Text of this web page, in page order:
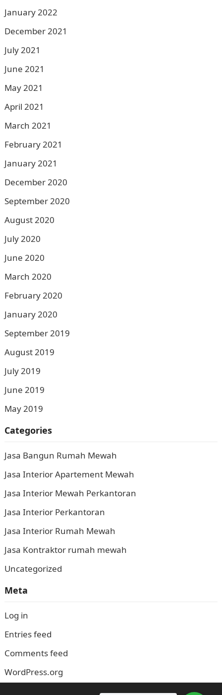
January 2022
December 2021
July 2021
June 2021
May 2021
April 2021
March 2021
February 2021
January 2021
December 2020
September 2020
August 2020
July 2020
June 2020
March 2020
February 2020
January 2020
September 2019
August 2019
July 2019
June 2019
May 2019
Categories
Jasa Bangun Rumah Mewah
Jasa Interior Apartement Mewah
Jasa Interior Mewah Perkantoran
Jasa Interior Perkantoran
Jasa Interior Rumah Mewah
Jasa Kontraktor rumah mewah
Uncategorized
Meta
Log in
Entries feed
Comments feed
WordPress.org